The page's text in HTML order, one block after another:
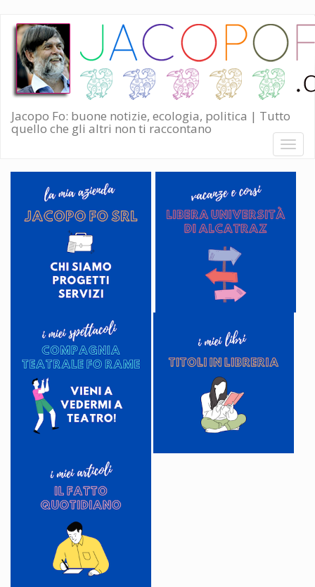
Salta
contenuto
principale
Jacopo Fo: buone notizie, ecologia, politica | Tutto
quello che gli altri non ti raccontano
Toggle